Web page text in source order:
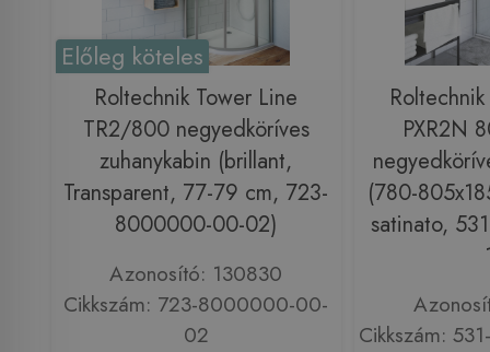
Előleg köteles
Roltechnik Tower Line
TR2/800 negyedköríves
zuhanykabin (brillant,
Transparent, 77-79 cm, 723-
8000000-00-02)
Azonosító: 130830
Cikkszám: 723-8000000-00-
02
PXR2N
(780-
satinato,
Cikkszám: